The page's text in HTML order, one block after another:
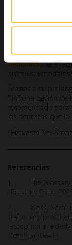
la
Neocolloides el
funcionalización de
recomendado
los dentistas que lo
*Encuesta Key-
Referencias:
1. The Glossary
J Prosthet Dent.
2. Xie Q, Närhi
status and
resorption in
Oct;55(5):306–13.